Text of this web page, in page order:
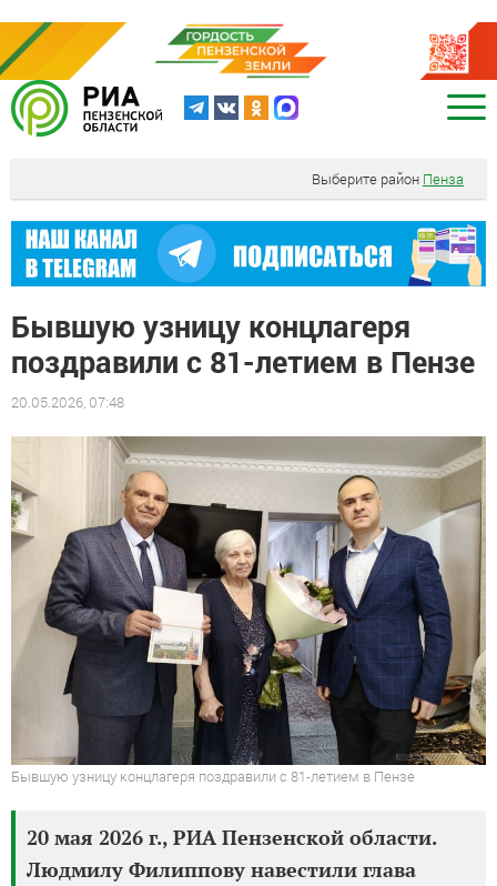
Выберите район Пенза
Бывшую узницу концлагеря
поздравили с 81-летием в Пензе
20.05.2026, 07:48
Бывшую узницу концлагеря поздравили с 81-летием в Пензе
20 мая 2026 г., РИА Пензенской области.
Людмилу Филиппову навестили глава